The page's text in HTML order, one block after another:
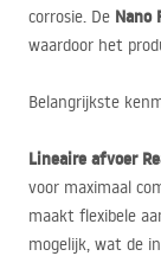
corrosie. De Nano
waardoor het
Belangrijkste
Lineaire afvoer
voor maximaal
maakt flexibele
mogelijk, wat de